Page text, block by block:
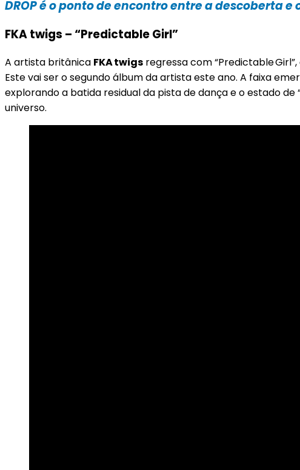
DROP é o ponto de encontro entre a descoberta e
FKA twigs – “Predictable Girl”
A artista britânica FKA twigs regressa com “Predictable
Este vai ser o segundo álbum da artista este ano. A faixa
explorando a batida residual da pista de dança e o estado de
universo.